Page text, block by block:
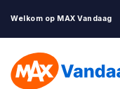
Welkom op MAX Vandaag